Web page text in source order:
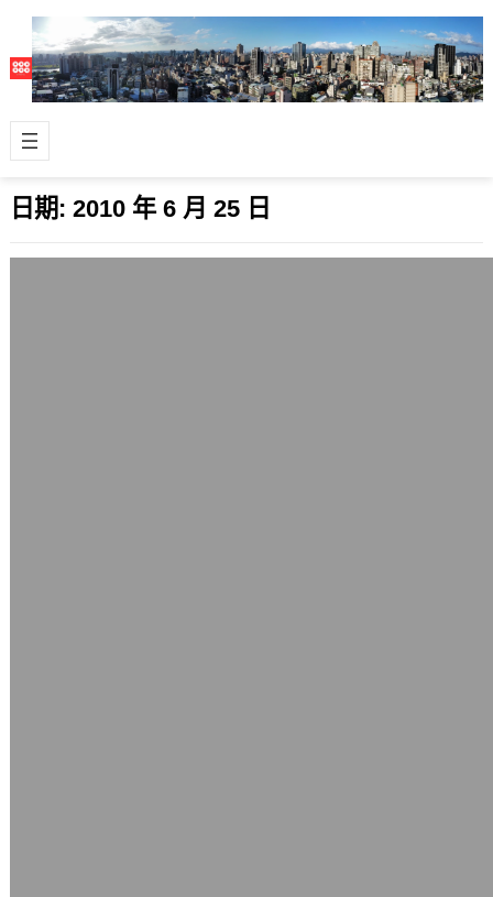
日期: 2010 年 6 月 25 日